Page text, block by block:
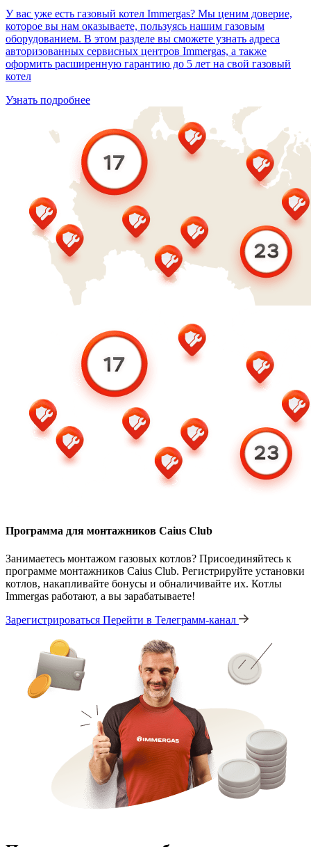
У вас уже есть газовый котел Immergas? Мы ценим доверие,
которое вы нам оказываете, пользуясь нашим газовым
оборудованием. В этом разделе вы сможете узнать адреса
авторизованных сервисных центров Immergas, а также
оформить расширенную гарантию до 5 лет на свой газовый
котел
Узнать подробнее
Программа для монтажников Caius Club
Занимаетесь монтажом газовых котлов? Присоединяйтесь к
программе монтажников Caius Club. Регистрируйте установки
котлов, накапливайте бонусы и обналичивайте их. Котлы
Immergas работают, а вы зарабатываете!
Зарегистрироваться Перейти в Телеграмм-канал